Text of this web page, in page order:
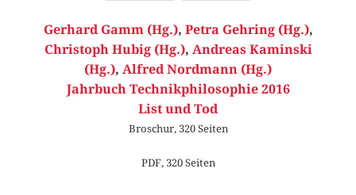
Gerhard Gamm (Hg.), Petra Gehring (Hg.),
Christoph Hubig (Hg.), Andreas Kaminski
(Hg.), Alfred Nordmann (Hg.)
Jahrbuch Technikphilosophie 2016
List und Tod
Broschur, 320 Seiten
PDF, 320 Seiten